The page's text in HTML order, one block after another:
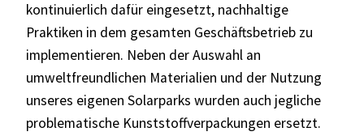
kontinuierlich dafür eingesetzt, nachhaltige
Praktiken in dem gesamten Geschäftsbetrieb zu
implementieren. Neben der Auswahl an
umweltfreundlichen Materialien und der Nutzung
unseres eigenen Solarparks wurden auch jegliche
problematische Kunststoffverpackungen ersetzt.